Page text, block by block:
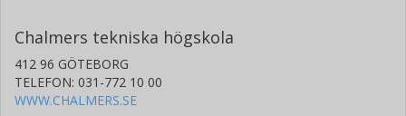
Chalmers tekniska högskola
412 96 GÖTEBORG
TELEFON: 031-772 10 00
WWW.CHALMERS.SE